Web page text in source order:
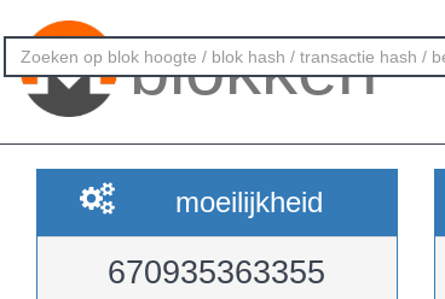
blokken
moeilijkheid
670935363355